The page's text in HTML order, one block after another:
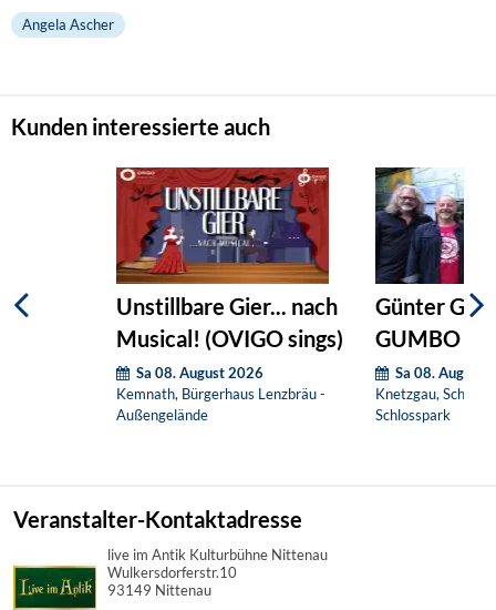
Angela Ascher
Kunden interessierte auch
Unstillbare Gier... nach
Musical! (OVIGO sings)
Sa 08. August 2026
Kemnath, Bürgerhaus Lenzbräu -
Außengelände
Günter
GUMBO
Sa 08. August
Knetzgau,
Schlosspark
Veranstalter-Kontaktadresse
live im Antik Kulturbühne Nittenau
Wulkersdorferstr.10
93149 Nittenau